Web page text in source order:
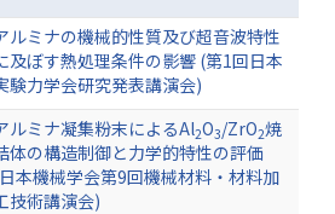
ルミナの機械的性質及び超音波特性
及ぼす熱処理条件の影響 (第1回日本
験力学会研究発表講演会)
ルミナ凝集粉末によるAl2O3/ZrO2焼
体の構造制御と力学的特性の評価
本機械学会第9回機械材料・材料加
技術講演会)